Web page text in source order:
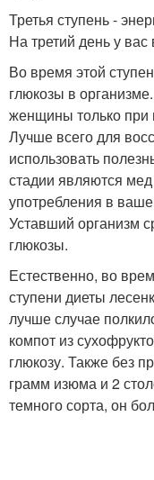
Третья ступень -
На третий день у вас
Во время этой
глюкозы в
женщины только при
Лучше всего для
использовать
стадии являются
употребления в
Уставший организм
глюкозы.
Естественно, во
ступени диеты
лучше случае
компот из
глюкозу. Также без
грамм изюма и 2
темного сорта, он